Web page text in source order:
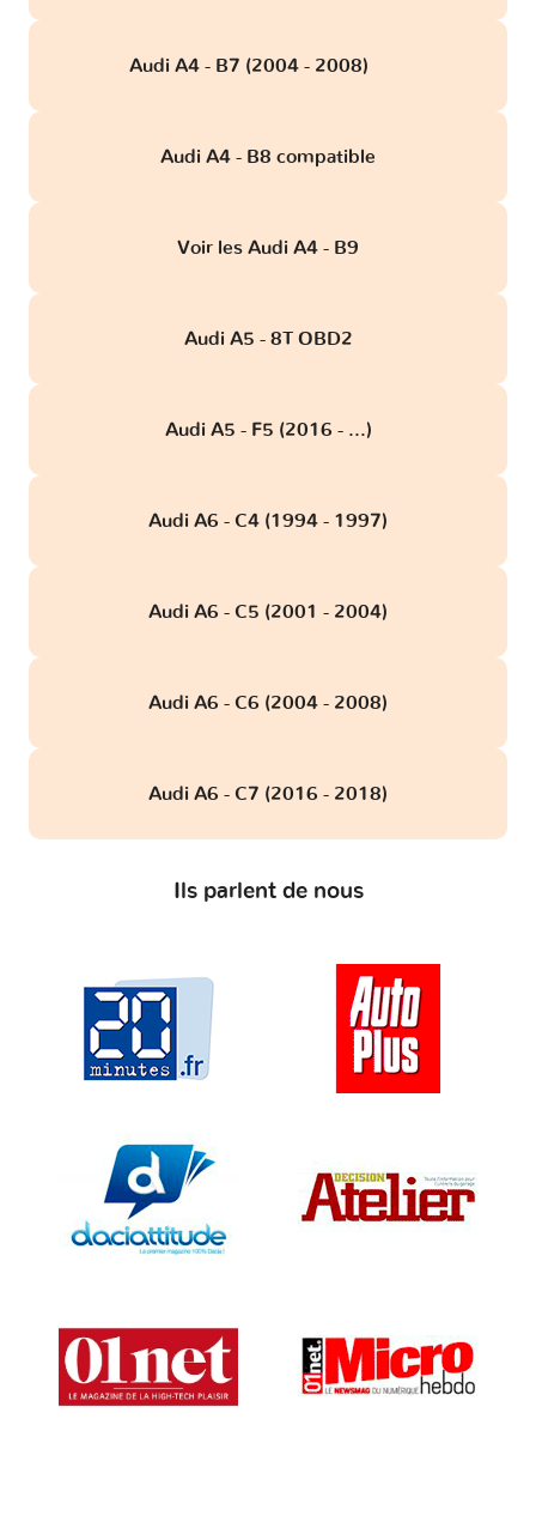
Audi A4 - B7 (2004 - 2008)
Audi A4 - B8 compatible
Voir les Audi A4 - B9
Audi A5 - 8T OBD2
Audi A5 - F5 (2016 - ...)
Audi A6 - C4 (1994 - 1997)
Audi A6 - C5 (2001 - 2004)
Audi A6 - C6 (2004 - 2008)
Audi A6 - C7 (2016 - 2018)
Ils parlent de nous